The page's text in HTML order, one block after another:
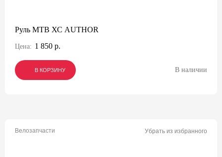
Руль МТВ ХС AUTHOR
Цена: 1 850 р.
В КОРЗИНУ
В КОРЗИНУ
В КОРЗИНУ В наличии
Велозапчасти Убрать из избранного